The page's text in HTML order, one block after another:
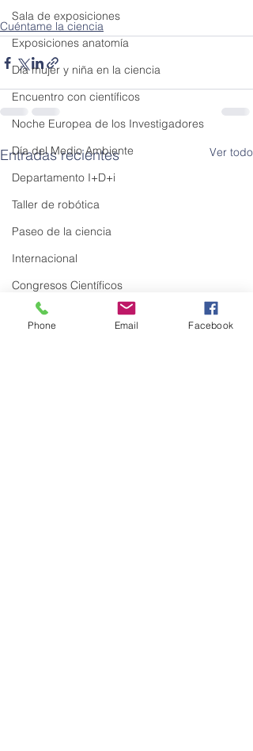
Sala de exposiciones
Exposiciones anatomía
Día mujer y niña en la ciencia
Encuentro con científicos
Noche Europea de los Investigadores
Día del Medio Ambiente
Departamento I+D+i
Taller de robótica
Paseo de la ciencia
Internacional
Congresos Científicos
Cuéntame la ciencia
Entradas recientes Ver todo
Phone Email Facebook